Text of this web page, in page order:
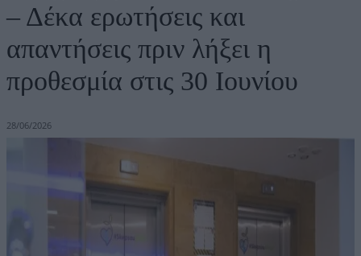
– Δέκα ερωτήσεις και
απαντήσεις πριν λήξει η
προθεσμία στις 30 Ιουνίου
28/06/2026